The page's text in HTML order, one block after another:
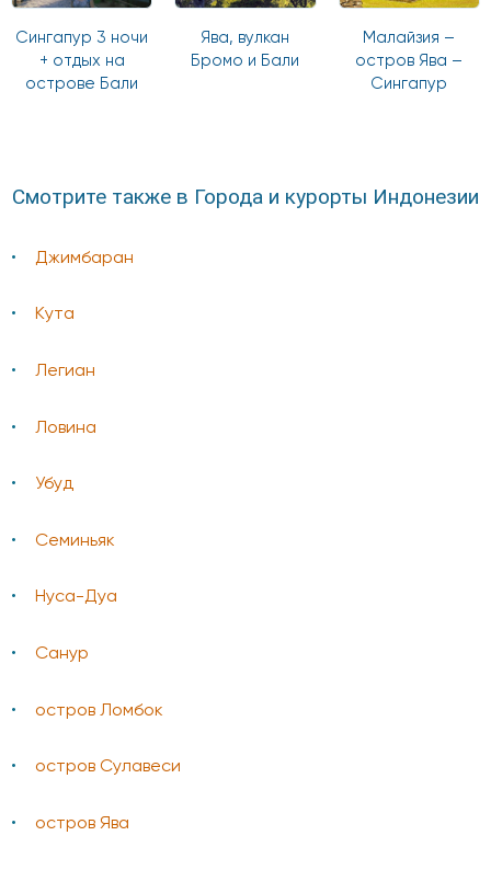
Сингапур 3 ночи
+ отдых на
острове Бали
Ява, вулкан
Бромо и Бали
Малайзия –
остров Ява –
Сингапур
Смотрите также в Города и курорты Индонезии
Джимбаран
Кута
Легиан
Ловина
Убуд
Семиньяк
Нуса-Дуа
Санур
остров Ломбок
остров Сулавеси
остров Ява